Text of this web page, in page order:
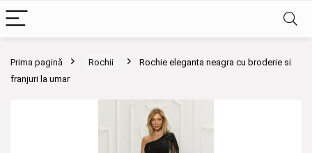
Prima pagină Rochii
Rochie eleganta neagra cu broderie si
franjuri la umar